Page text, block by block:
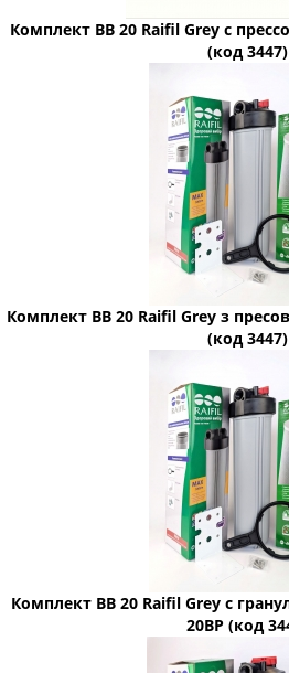
Комплект BB 20 Raifil Grey с
(код 3447)
Комплект BB 20 Raifil Grey з
(код 3447)
Комплект BB 20 Raifil Grey с
20BP (код